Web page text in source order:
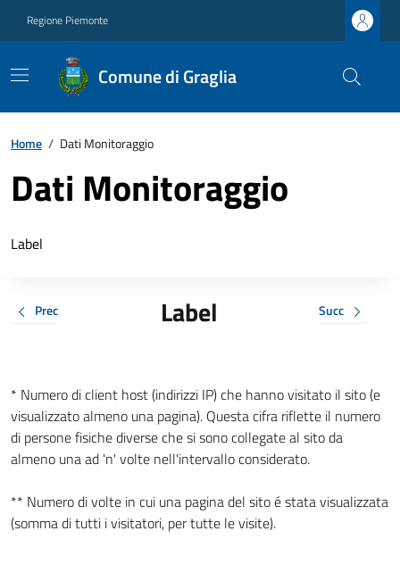
Regione Piemonte
Comune di Graglia
Home / Dati Monitoraggio
Dati Monitoraggio
Label
Prec Label Succ
* Numero di client host (indirizzi IP) che hanno visitato il sito (e
visualizzato almeno una pagina). Questa cifra riflette il numero
di persone fisiche diverse che si sono collegate al sito da
almeno una ad 'n' volte nell'intervallo considerato.
** Numero di volte in cui una pagina del sito é stata visualizzata
(somma di tutti i visitatori, per tutte le visite).